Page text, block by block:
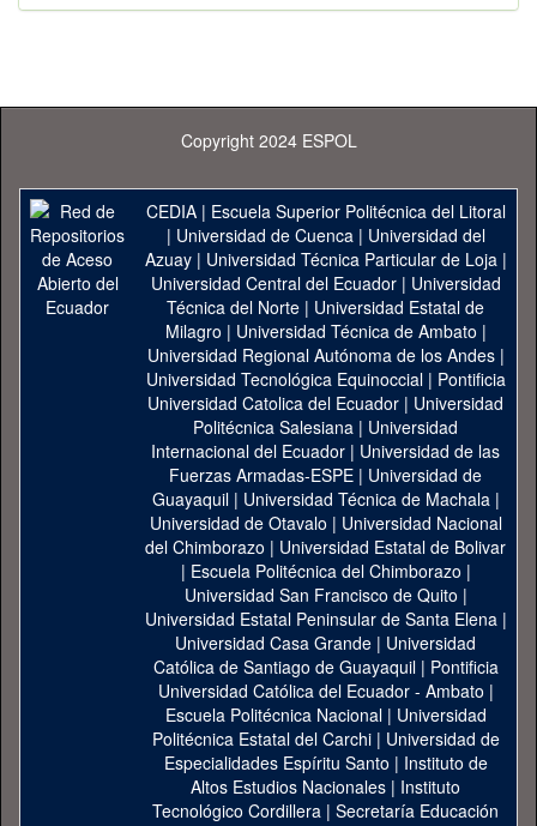
Copyright 2024 ESPOL
CEDIA| Escuela Superior Politécnica del Litoral
| Universidad de Cuenca| Universidad del
Azuay| Universidad Técnica Particular de Loja|
Universidad Central del Ecuador| Universidad
Técnica del Norte | Universidad Estatal de
Milagro | Universidad Técnica de Ambato |
Universidad Regional Autónoma de los Andes|
Universidad Tecnológica Equinoccial| Pontificia
Universidad Catolica del Ecuador | Universidad
Politécnica Salesiana | Universidad
Internacional del Ecuador | Universidad de las
Fuerzas Armadas-ESPE | Universidad de
Guayaquil| Universidad Técnica de Machala|
Universidad de Otavalo | Universidad Nacional
del Chimborazo | Universidad Estatal de Bolivar
| Escuela Politécnica del Chimborazo |
Universidad San Francisco de Quito |
Universidad Estatal Peninsular de Santa Elena|
Universidad Casa Grande | Universidad
Católica de Santiago de Guayaquil| Pontificia
Universidad Católica del Ecuador - Ambato |
Escuela Politécnica Nacional| Universidad
Politécnica Estatal del Carchi| Universidad de
Especialidades Espíritu Santo | Instituto de
Altos Estudios Nacionales | Instituto
Tecnológico Cordillera | Secretaría Educación